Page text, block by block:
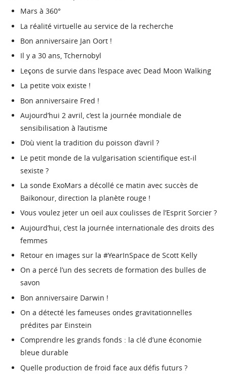
Mars à 360°
La réalité virtuelle au service de la recherche
Bon anniversaire Jan Oort !
Il y a 30 ans, Tchernobyl
Leçons de survie dans l’espace avec Dead Moon Walking
La petite voix existe !
Bon anniversaire Fred !
Aujourd’hui 2 avril, c’est la journée mondiale de
sensibilisation à l’autisme
D’où vient la tradition du poisson d’avril ?
Le petit monde de la vulgarisation scientifique est-il
sexiste ?
La sonde ExoMars a décollé ce matin avec succès de
Baïkonour, direction la planète rouge !
Vous voulez jeter un oeil aux coulisses de l’Esprit Sorcier ?
Aujourd’hui, c’est la journée internationale des droits des
femmes
Retour en images sur la #YearInSpace de Scott Kelly
On a percé l’un des secrets de formation des bulles de
savon
Bon anniversaire Darwin !
On a détecté les fameuses ondes gravitationnelles
prédites par Einstein
Comprendre les grands fonds : la clé d’une économie
bleue durable
Quelle production de froid face aux défis futurs ?